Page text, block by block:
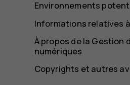
Environnements
Informations relatives
À propos de la Gestion
numériques
Copyrights et autres